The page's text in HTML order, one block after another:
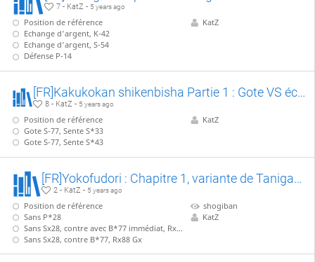
7 - KatZ - 5 years ago
Position de référence
Echange d'argent, K-42
Echange d'argent, S-54
Défense P-14
KatZ
[FR]Kakukokan shikenbisha Partie 1 : Gote VS échange précoce avec Sente P-25
8 - KatZ - 5 years ago
Position de référence
Gote S-77, Sente S*33
Gote S-77, Sente S*43
KatZ
[FR]Yokofudori : Chapitre 1, variante de Tanigawa (B*45)
2 - KatZ - 5 years ago
Position de référence
Sans P*28
Sans Sx28, contre avec B*77 immédiat, Rx88 Bx
Sans Sx28, contre B*77, Rx88 Gx
shogiban
KatZ